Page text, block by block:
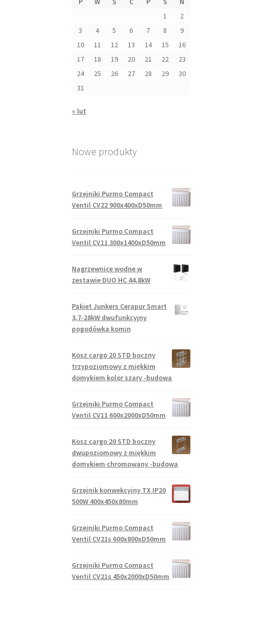
1
2
3
4 5 6 7 8
9
10
11 12 13 14 15
16
17
18 19 20 21 22
23
24
25 26 27 28 29
30
31
« lut
Nowe produkty
Grzejniki Purmo Compact
Ventil CV22 900x400xD50mm
Grzejniki Purmo Compact
Ventil CV11 300x1400xD50mm
Nagrzewnice wodne w
zestawie DUO HC 44,8kW
Pakiet Junkers Cerapur Smart
3,7-28kW dwufunkcyjny
pogodówka komin
Kosz cargo 20 STD boczny
trzypoziomowy z miękkim
domykiem kolor szary -budowa
Grzejniki Purmo Compact
Ventil CV11 600x2000xD50mm
Kosz cargo 20 STD boczny
dwupoziomowy z miękkim
domykiem chromowany -budowa
Grzejnik konwekcyjny TX IP20
500W 400x450x80mm
Grzejniki Purmo Compact
Ventil CV21s 600x800xD50mm
Grzejniki Purmo Compact
Ventil CV21s 450x2000xD50mm